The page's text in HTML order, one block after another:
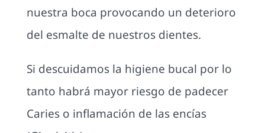
nuestra boca provocando un deterioro
del esmalte de nuestros dientes.
Si descuidamos la higiene bucal por lo
tanto habrá mayor riesgo de padecer
Caries o inflamación de las encías